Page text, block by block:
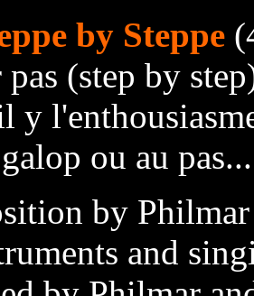
by Steppe
pas (step by
y
ou au pas...
by Philmar
and